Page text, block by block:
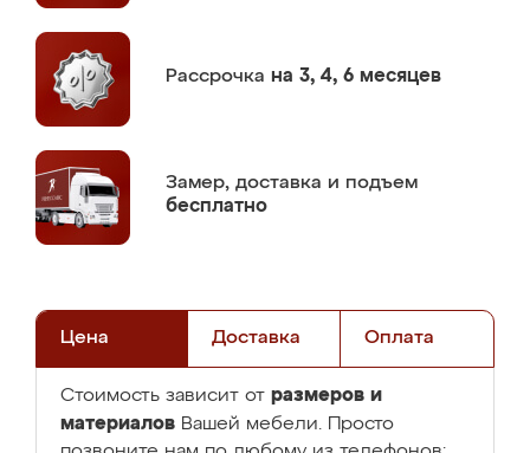
Рассрочка на 3, 4, 6 месяцев
Замер, доставка и подъем
бесплатно
Цена Доставка Оплата
Стоимость зависит от размеров и
материалов Вашей мебели. Просто